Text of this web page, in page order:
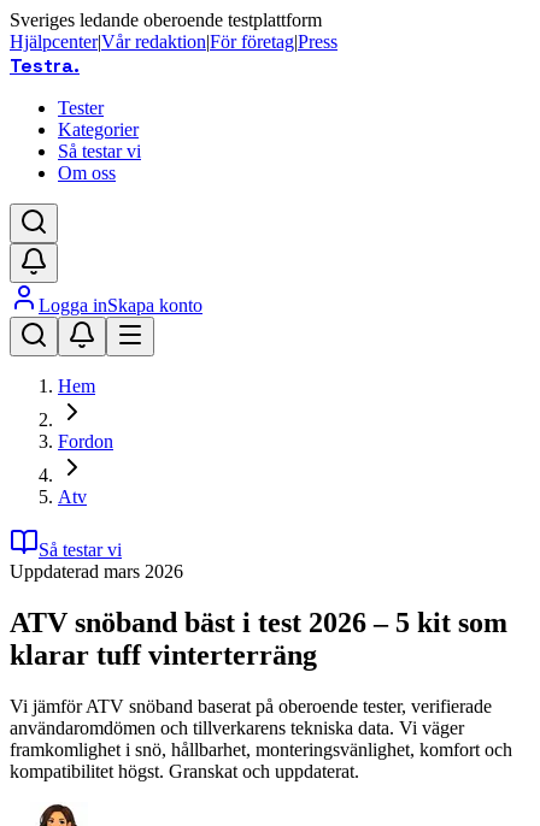
Sveriges ledande oberoende testplattform
Hjälpcenter|Vår redaktion|För företag|Press
Testra.
Tester
Kategorier
Så testar vi
Om oss
Logga inSkapa konto
Hem
Fordon
Atv
Så testar vi
Uppdaterad mars 2026
ATV snöband bäst i test 2026 – 5 kit som
klarar tuff vinterterräng
Vi jämför ATV snöband baserat på oberoende tester, verifierade
användaromdömen och tillverkarens tekniska data. Vi väger
framkomlighet i snö, hållbarhet, monteringsvänlighet, komfort och
kompatibilitet högst. Granskat och uppdaterat.